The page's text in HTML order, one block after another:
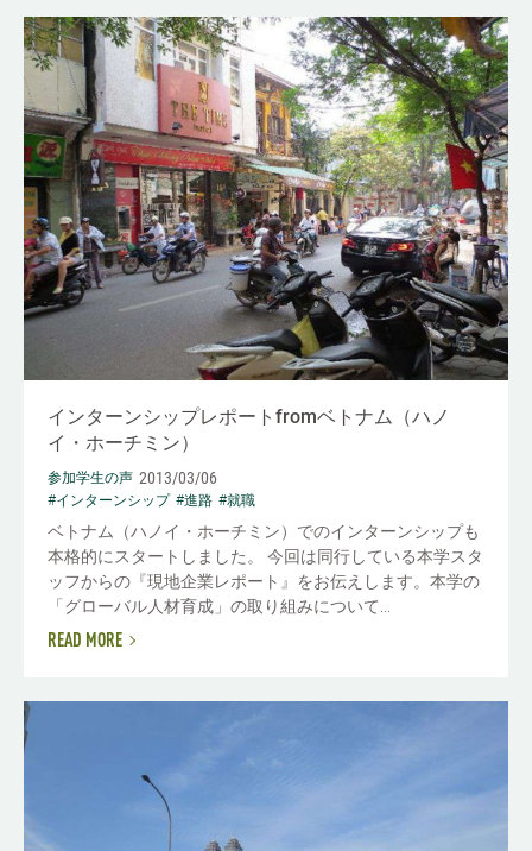
インターンシップレポートfromベトナム（ハノ
イ・ホーチミン）
参加学生の声 2013/03/06
#インターンシップ #進路 #就職
ベトナム（ハノイ・ホーチミン）でのインターンシップも
本格的にスタートしました。 今回は同行している本学スタ
ッフからの『現地企業レポート』をお伝えします。本学の
「グローバル人材育成」の取り組みについて...
READ MORE